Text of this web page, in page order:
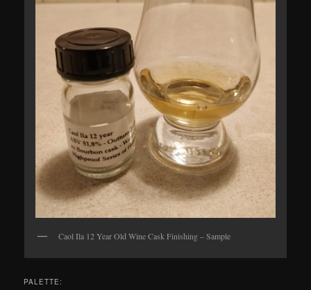
Caol Ila 12 Year Old Wine Cask Finishing – Sample
PALETTE: